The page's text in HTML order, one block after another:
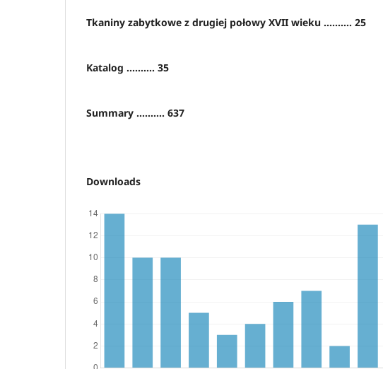
Tkaniny zabytkowe z drugiej połowy XVII wieku .......... 25
Katalog .......... 35
Summary .......... 637
Downloads